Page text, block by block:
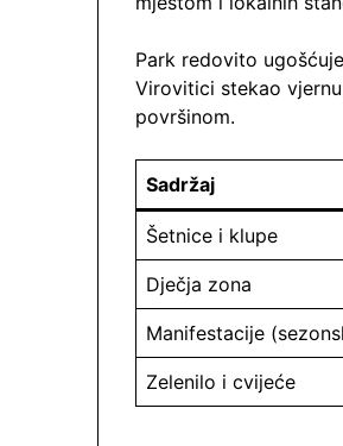
Park redovito
Virovitici stekao
površinom.
Sadržaj
Šetnice i klupe
Dječja zona
Manifestacije
Zelenilo i cvijeće